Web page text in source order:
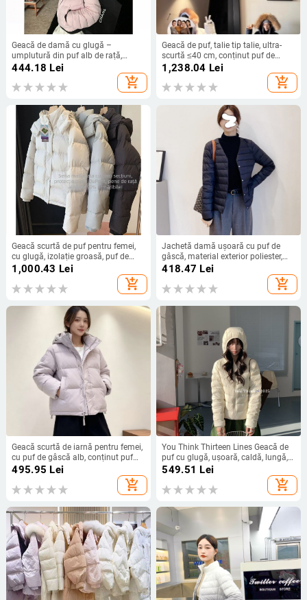
Geacă de damă cu glugă –
umplutură din puf alb de rață,
conținut puf 51–55%, izolație
groasă, închidere cu fermoar,
lungime 50–65 cm.
444.18 Lei
add_shopping_cart
Geacă de puf, talie tip talie, ultra-
scurtă ≤40 cm, conținut puf de
gâscă 91–95%, umplutură 101–
200 g
1,238.04 Lei
add_shopping_cart
Geacă scurtă de puf pentru femei,
cu glugă, izolație groasă, puf de
rață 86–90%, umplutură 101–200
g, exterior din nailon, căptușeală
poliester
1,000.43 Lei
add_shopping_cart
Jachetă damă ușoară cu puf de
gâscă, material exterior poliester,
croială subțire, guler rotund, mâneci
418.47 Lei
add_shopping_cart
Geacă scurtă de iarnă pentru femei,
cu puf de gâscă alb, conținut puf
51–55%, umplere 101–200 g,
exterior nailon, căptușeală poliester,
glugă detașabilă
495.95 Lei
add_shopping_cart
You Think Thirteen Lines Geacă de
puf cu glugă, ușoară, caldă, lungă,
design minimalist
549.51 Lei
add_shopping_cart